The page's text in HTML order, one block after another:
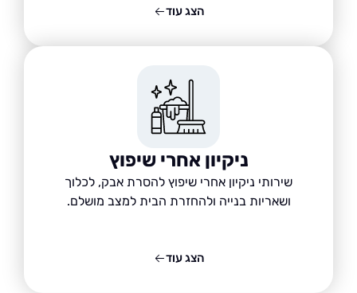
ניקיון אחרי שיפוץ
שירותי ניקיון אחרי שיפוץ להסרת אבק, לכלוך
ושאריות בנייה ולהחזרת הבית למצב מושלם.